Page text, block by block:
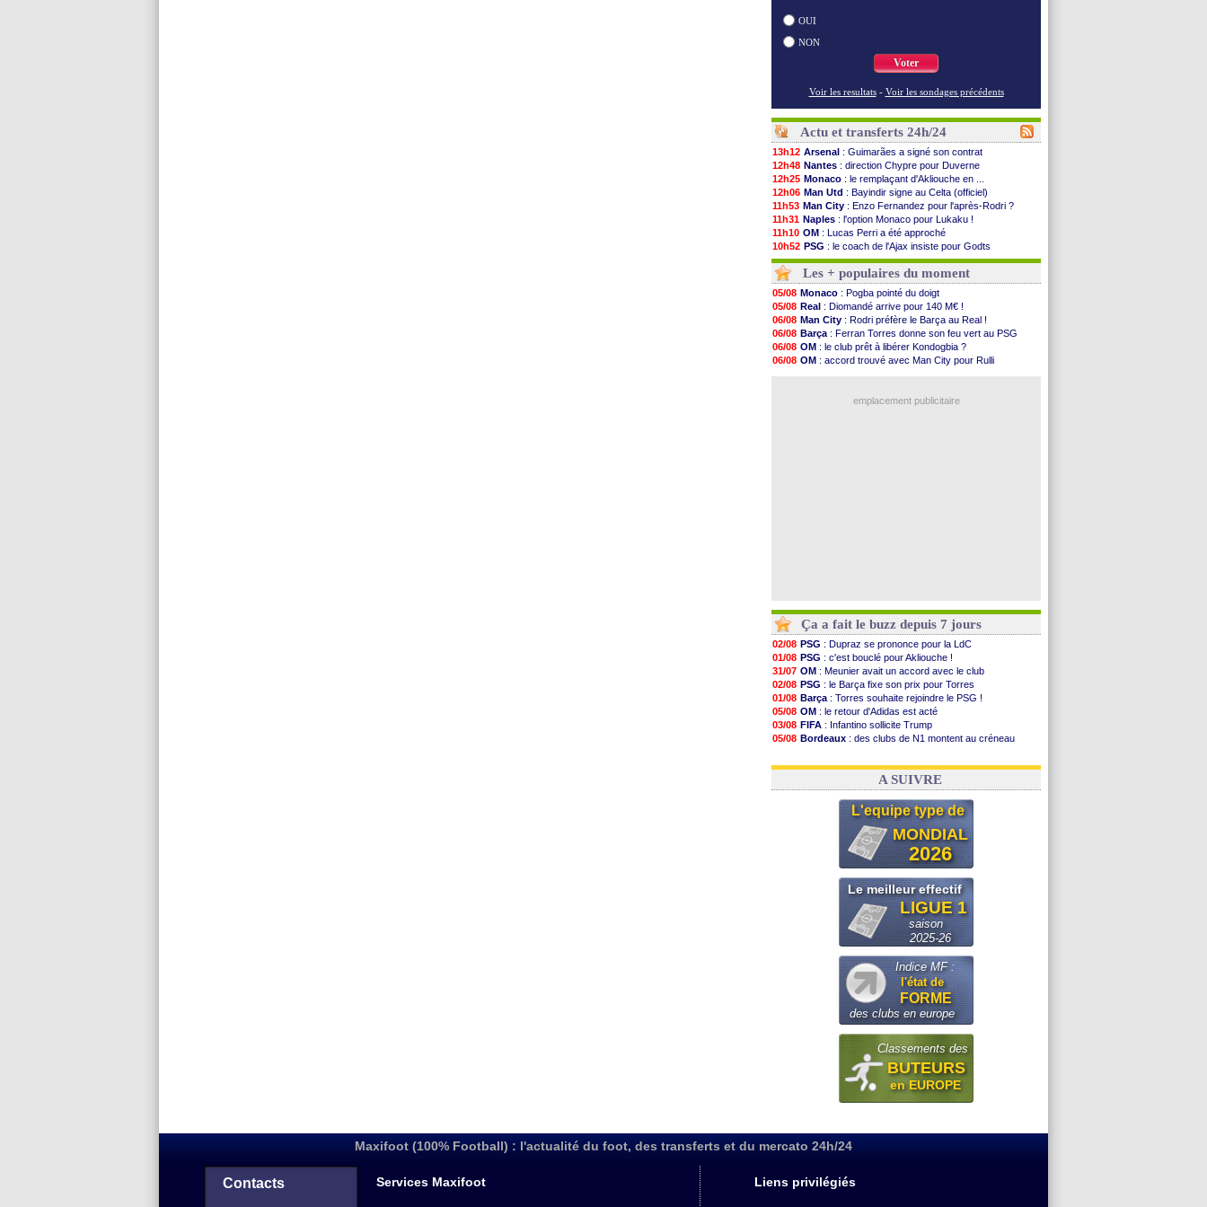
OUI
NON
Voter
Voir les resultats - Voir les sondages précédents
Actu et transferts 24h/24
13h12 Arsenal : Guimarães a signé son contrat
12h48 Nantes : direction Chypre pour Duverne
12h25 Monaco : le remplaçant d'Akliouche en ...
12h06 Man Utd : Bayindir signe au Celta (officiel)
11h53 Man City : Enzo Fernandez pour l'après-Rodri ?
11h31 Naples : l'option Monaco pour Lukaku !
11h10 OM : Lucas Perri a été approché
10h52 PSG : le coach de l'Ajax insiste pour Godts
10h33 PSG: une 2e offre en préparation pour Godts
10h12
Francfort: Dina Ebimbe signe à Schalke (off.)
10h09 Strasbourg: Saïdou Sow prêté à Nantes (off.)
10h05
Monaco : Filipe Luis aimerait garder Balogun
09h44
Dortmund: Newcastle est prévenu pour Nmecha
09h24
Barça: première offre à 45 M€ pour Rodri ?
09h06
Argentine: le soutien très appuyé à Infantino
08h44
Tottenham: Van de Ven va prolonger
08h22
Barça: l'agent de Rodri confirme !
: Embolo a des pistes alléchantes
Les + populaires du moment
05/08 Monaco : Pogba pointé du doigt
05/08 Real : Diomandé arrive pour 140 M€ !
06/08 Man City : Rodri préfère le Barça au Real !
06/08 Barça : Ferran Torres donne son feu vert au PSG
06/08 OM : le club prêt à libérer Kondogbia ?
06/08 OM : accord trouvé avec Man City pour Rulli
emplacement publicitaire
Ça a fait le buzz depuis 7 jours
02/08 PSG : Dupraz se prononce pour la LdC
01/08 PSG : c'est bouclé pour Akliouche !
31/07 OM : Meunier avait un accord avec le club
02/08 PSG : le Barça fixe son prix pour Torres
01/08 Barça : Torres souhaite rejoindre le PSG !
05/08 OM : le retour d'Adidas est acté
03/08 FIFA : Infantino sollicite Trump
05/08 Bordeaux : des clubs de N1 montent au créneau
03/08 Real: le démenti de Leipzig pour Diomandé
A SUIVRE
L'equipe type de
MONDIAL
2026
Le meilleur effectif
LIGUE 1
saison
2025-26
Indice MF :
l'état de
FORME
des clubs en europe
Classements des
BUTEURS
en EUROPE
Maxifoot (100% Football) : l'actualité du foot, des transferts et du mercato 24h/24
Contacts Services Maxifoot Liens privilégiés